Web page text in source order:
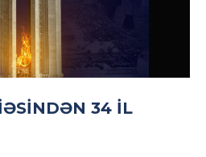
34 IL